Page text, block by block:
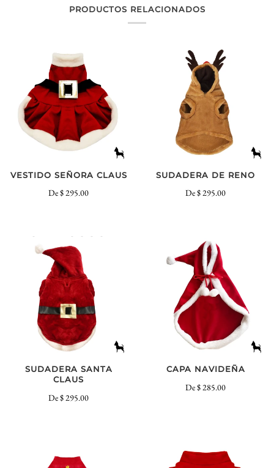
PRODUCTOS RELACIONADOS
VESTIDO SEÑORA CLAUS
De$ 295.00
SUDADERA DE RENO
De$ 295.00
SUDADERA SANTA
CLAUS
De$ 295.00
CAPA NAVIDEÑA
De$ 285.00